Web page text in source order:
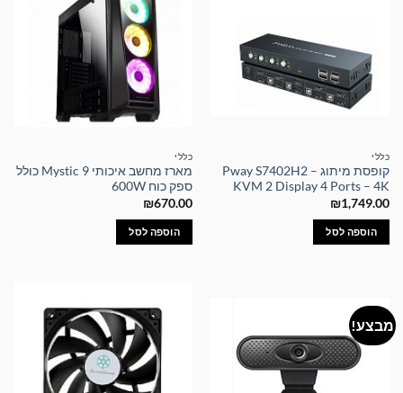
כללי
קופסת מיתוג – Pway S7402H2
KVM 2 Display 4 Ports – 4K
₪1,749.00
הוספה לסל
כללי
מארז מחשב איכותי Mystic 9 כולל
ספק כוח 600W
₪670.00
הוספה לסל
מבצע!